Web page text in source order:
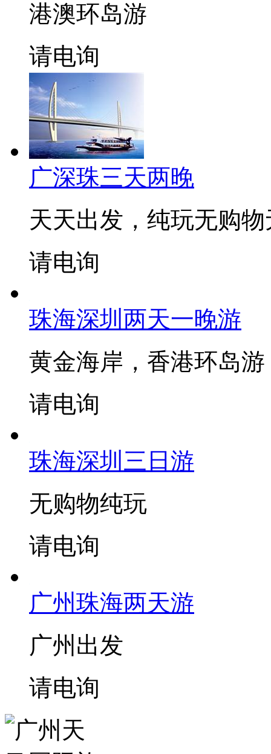
港澳环岛游
请电询
广深珠三天两晚
天天出发，纯玩无购
请电询
珠海深圳两天一晚游
黄金海岸，香港环岛游
请电询
珠海深圳三日游
无购物纯玩
请电询
广州珠海两天游
广州出发
请电询